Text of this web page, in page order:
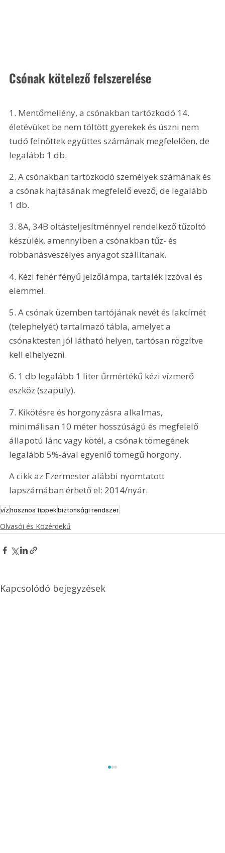
Csónak kötelező felszerelése
1. Mentőmellény, a csónakban tartózkodó 14.
életévüket be nem töltött gyerekek és úszni nem
tudó felnőttek együttes számának megfelelően, de
legalább 1 db.
2. A csónakban tartózkodó személyek számának és
a csónak hajtásának megfelelő evező, de legalább
1 db.
3. 8A, 34B oltásteljesítménnyel rendelkező tűzoltó
készülék, amennyiben a csónakban tűz- és
robbanásveszélyes anyagot szállítanak.
4. Kézi fehér fényű jelzőlámpa, tartalék izzóval és
elemmel.
5. A csónak üzemben tartójának nevét és lakcímét
(telephelyét) tartalmazó tábla, amelyet a
csónaktesten jól látható helyen, tartósan rögzítve
kell elhelyezni.
6. 1 db legalább 1 liter űrmértékű kézi vízmerő
eszköz (szapuly).
7. Kikötésre és horgonyzásra alkalmas,
minimálisan 10 méter hosszúságú és megfelelő
állapotú lánc vagy kötél, a csónak tömegének
legalább 5%-ával egyenlő tömegű horgony.
A cikk az Ezermester alábbi nyomtatott
lapszámában érhető el: 2014/nyár.
vízhasznos tippekbiztonsági rendszer
Olvasói és Közérdekű
Kapcsolódó bejegyzések